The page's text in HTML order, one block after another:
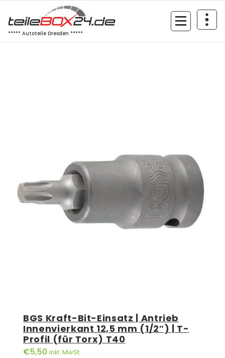
Inhalt
springen
***** Autoteile Dresden *****
BGS Kraft-Bit-Einsatz | Antrieb
Innenvierkant 12,5 mm (1/2″) | T-
Profil (für Torx) T40
€5,50 inkl. MwSt.